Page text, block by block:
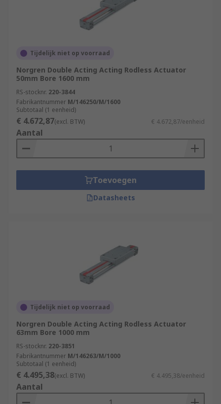
Tijdelijk niet op voorraad
Norgren Double Acting Acting Rodless Actuator
50mm Bore 1600 mm
RS-stocknr. 220-3844
Fabrikantnummer M/146250/M/1600
Subtotaal (1 eenheid)
€ 4.672,87(excl. BTW) € 4.672,87/eenheid
Aantal
Toevoegen
Datasheets
Tijdelijk niet op voorraad
Norgren Double Acting Acting Rodless Actuator
63mm Bore 1000 mm
RS-stocknr. 220-3851
Fabrikantnummer M/146263/M/1000
Subtotaal (1 eenheid)
€ 4.495,38(excl. BTW) € 4.495,38/eenheid
Aantal